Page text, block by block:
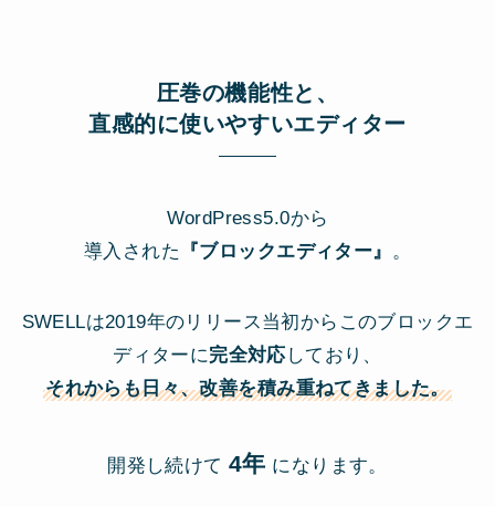
圧巻の機能性と、
直感的に使いやすいエディター
WordPress5.0から
導入された
『ブロックエディター』 。
SWELLは2019年のリリース当初からこのブロックエ
ディターに完全対応しており、
それからも日々、改善を積み重ねてきました。
開発し続けて4年 になります。